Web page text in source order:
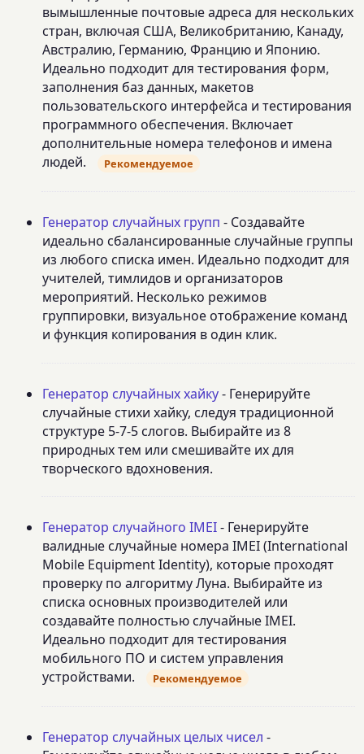
вымышленные почтовые адреса для нескольких
стран, включая США, Великобританию, Канаду,
Австралию, Германию, Францию и Японию.
Идеально подходит для тестирования форм,
заполнения баз данных, макетов
пользовательского интерфейса и тестирования
программного обеспечения. Включает
дополнительные номера телефонов и имена
людей.
Рекомендуемое
Генератор случайных групп - Создавайте
идеально сбалансированные случайные группы
из любого списка имен. Идеально подходит для
учителей, тимлидов и организаторов
мероприятий. Несколько режимов
группировки, визуальное отображение команд
и функция копирования в один клик.
Генератор случайных хайку- Генерируйте
случайные стихи хайку, следуя традиционной
структуре 5-7-5 слогов. Выбирайте из 8
природных тем или смешивайте их для
творческого вдохновения.
Генератор случайного IMEI- Генерируйте
валидные случайные номера IMEI (International
Mobile Equipment Identity), которые проходят
проверку по алгоритму Луна. Выбирайте из
списка основных производителей или
создавайте полностью случайные IMEI.
Идеально подходит для тестирования
мобильного ПО и систем управления
устройствами.
Рекомендуемое
Генератор случайных целых чисел -